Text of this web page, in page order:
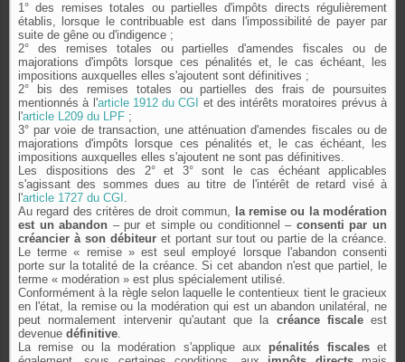
1° des remises totales ou partielles d'impôts directs régulièrement
établis, lorsque le contribuable est dans l'impossibilité de payer par
suite de gêne ou d'indigence ;
2° des remises totales ou partielles d'amendes fiscales ou de
majorations d'impôts lorsque ces pénalités et, le cas échéant, les
impositions auxquelles elles s'ajoutent sont définitives ;
2° bis des remises totales ou partielles des frais de poursuites
mentionnés à l'article 1912 duCGI et des intérêts moratoires prévus à
l'article L209 du LPF ;
3° par voie de transaction, une atténuation d'amendes fiscales ou de
majorations d'impôts lorsque ces pénalités et, le cas échéant, les
impositions auxquelles elles s'ajoutent ne sont pas définitives.
Les dispositions des 2° et 3° sont le cas échéant applicables
s'agissant des sommes dues au titre de l'intérêt de retard visé à
l'article 1727 du CGI .
Au regard des critères de droit commun,
la remise ou la modération
est un abandon – pur et simple ou conditionnel – consenti par un
créancier à son débiteuret portant sur tout ou partie de la créance.
Le terme « remise » est seul employé lorsque l'abandon consenti
porte sur la totalité de la créance. Si cet abandon n'est que partiel, le
terme « modération » est plus spécialement utilisé.
Conformément à la règle selon laquelle le contentieux tient le gracieux
en l'état, la remise ou la modération qui est un abandon unilatéral, ne
peut normalement intervenir qu'autant que la créance fiscaleest
devenue définitive.
La remise ou la modération s'applique aux pénalités fiscaleset